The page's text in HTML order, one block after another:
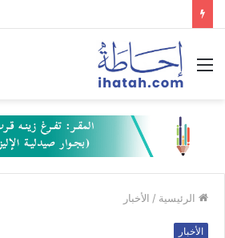
القائمة
الرئيسية / الأخبار
الأخبار